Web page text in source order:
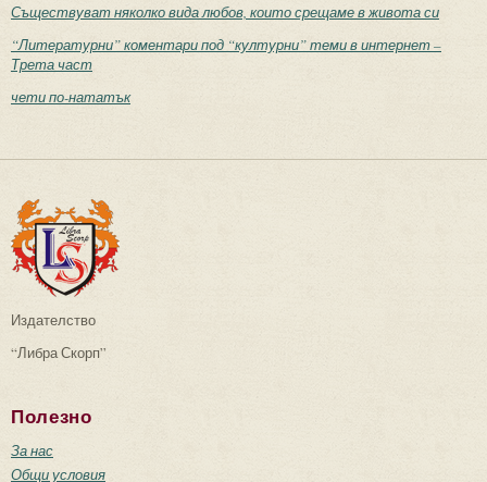
Съществуват няколко вида любов, които срещаме в живота си
“Литературни” коментари под “културни” теми в интернет –
Трета част
чети по-нататък
Издателство
“Либра Скорп”
Полезно
За нас
Общи условия